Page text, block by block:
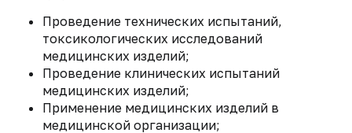
Проведение технических испытаний,
токсикологических исследований
медицинских изделий;
Проведение клинических испытаний
медицинских изделий;
Применение медицинских изделий в
медицинской организации;